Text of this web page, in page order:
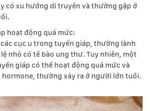
có xu hướng di truyền và thường gặp ở
hoạt động quá mức:
cục u trong tuyến giáp, thường lành
nhỏ có tế bào ung thư. Tuy nhiên, một
giáp có thể hoạt động quá mức và
hormone, thường xảy ra ở người lớn tuổi.